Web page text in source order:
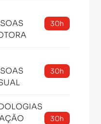
30h
30h
30h